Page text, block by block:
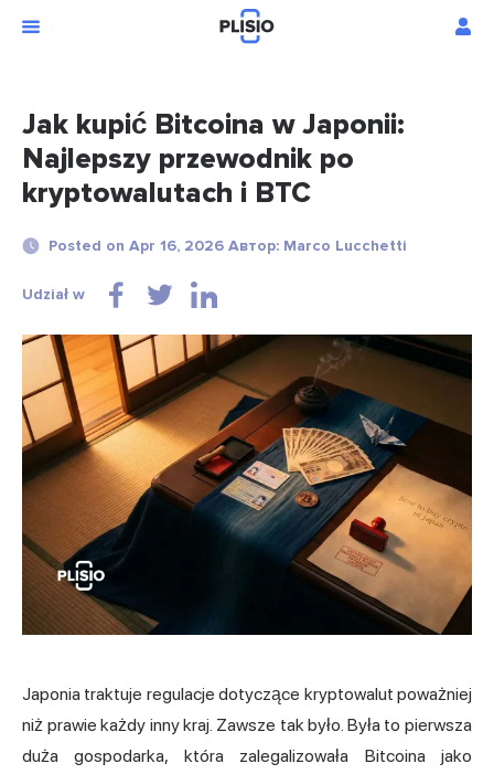
Jak kupić Bitcoina w Japonii:
Najlepszy przewodnik po
kryptowalutach i BTC
Posted on Apr 16, 2026 Автор: Marco Lucchetti
Udział w
Japonia traktuje regulacje dotyczące kryptowalut poważniej
niż prawie każdy inny kraj. Zawsze tak było. Była to pierwsza
duża gospodarka, która zalegalizowała Bitcoina jako